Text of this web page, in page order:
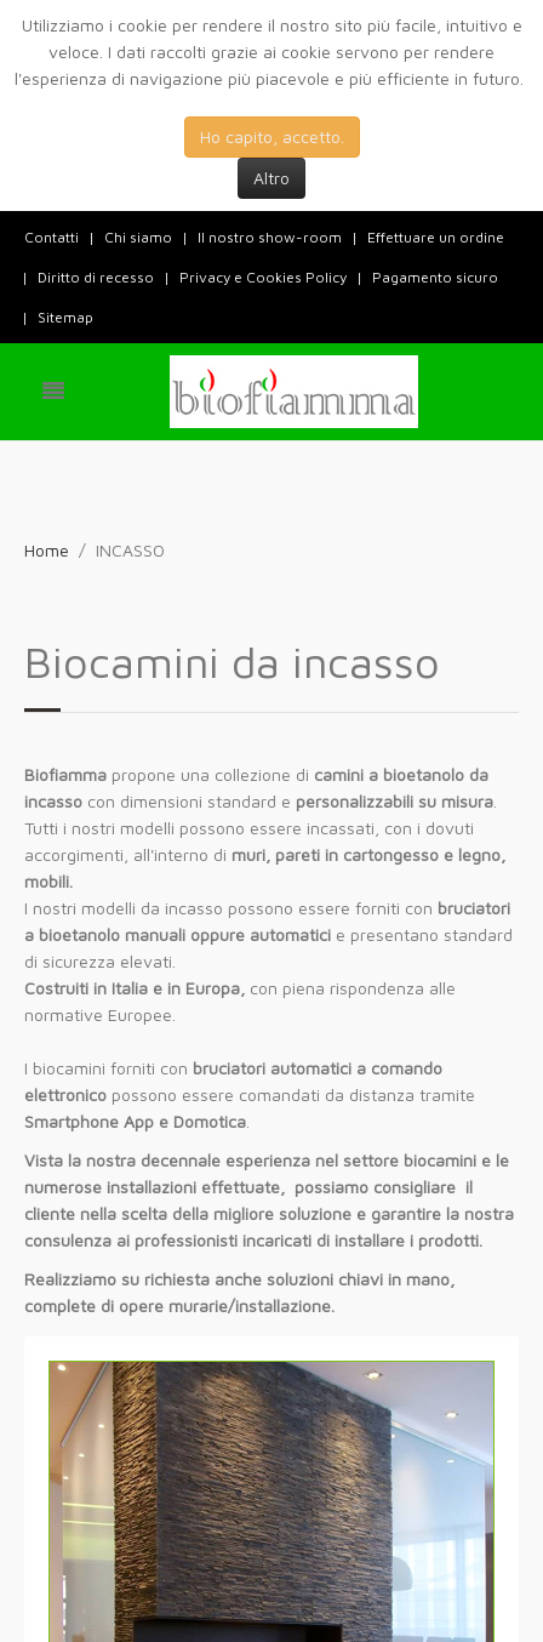
Utilizziamo i cookie per rendere il nostro sito più facile, intuitivo e
veloce. I dati raccolti grazie ai cookie servono per rendere
l'esperienza di navigazione più piacevole e più efficiente in futuro.
Ho capito, accetto.
Altro
Contatti Chi siamo Il nostro show-room Effettuare un ordine
Diritto di recesso Privacy e Cookies Policy Pagamento sicuro
Sitemap
Home INCASSO
Biocamini da incasso
Biofiamma propone una collezione di camini a bioetanolo da
incasso con dimensioni standard e personalizzabili su misura
Tutti i nostri modelli possono essere incassati, con i dovuti
accorgimenti, all'interno di muri, pareti in cartongesso e legno,
mobili.
I nostri modelli da incasso possono essere forniti con bruciatori
a bioetanolo manuali oppure automatici e presentano standard
di sicurezza elevati.
Costruiti in Italia e in Europa, con piena rispondenza alle
normative Europee.
I biocamini forniti con bruciatori automatici a comando
elettronico possono essere comandati da distanza tramite
Smartphone App e Domotica
Vista la nostra decennale esperienza nel settore biocamini e le
numerose installazioni effettuate, possiamo consigliare il
cliente nella scelta della migliore soluzione e garantire la nostra
consulenza ai professionisti incaricati di installare i prodotti.
Realizziamo su richiesta anche soluzioni chiavi in mano,
complete di opere murarie/installazione.